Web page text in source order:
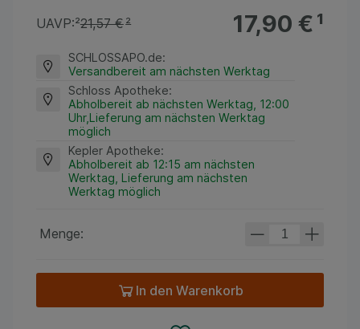
17,90 €¹
UAVP:²21,57 €²
SCHLOSSAPO.de:
Versandbereit am nächsten Werktag
Schloss Apotheke:
Abholbereit ab nächsten Werktag, 12:00
Uhr,Lieferung am nächsten Werktag
möglich
Kepler Apotheke:
Abholbereit ab 12:15 am nächsten
Werktag, Lieferung am nächsten
Werktag möglich
Menge:
In den Warenkorb